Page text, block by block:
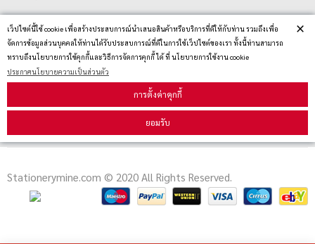
เว็ปไซต์นี้ใช้ cookie เพื่อสร้างประสบการณ์นำเสนอสินค้าหรือบริการที่ดีให้กับท่าน รวมถึงเพื่อ
จัดการข้อมูลส่วนบุคคลให้ท่านได้รับประสบการณ์ที่ดีในการใช้เว็ปไซต์ของเรา ทั้งนี้ท่านสามารถ
ทราบถึงนโยบายการใช้คุกกี้และวิธีการจัดการคุกกี้ ได้ ที่ นโยบายการใช้งาน cookie
ประกาศนโยบายความเป็นส่วนตัว
การตั้งค่าคุกกี้
ยอมรับ
×
สมัครรับข่าวสาร
รับข่าวสาร
Stationerymine.com © 2020 All Rights Reserved.